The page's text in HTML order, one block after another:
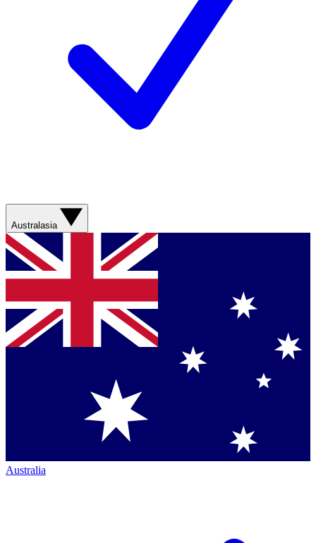
Australasia
Australia